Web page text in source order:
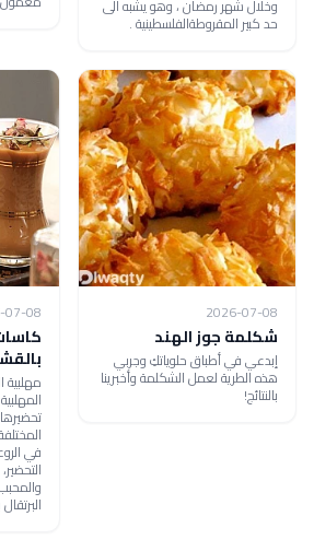
وخلال شهر رمضان ، وهو يشبه الى
حد كبير المقروطةالفلسطينية .
2026-07-08
شكلمة جوز الهند
إبدعي في أطباق حلوياتكِ وجربي
هذه الطرية لعمل الشكلمة وأخبرينا
بالنتائج!
07-08
مهلبية
في